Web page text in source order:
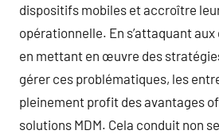
dispositifs mobiles et accroître
opérationnelle. En s’attaquant
en mettant en œuvre des
gérer ces problématiques, les
pleinement profit des avantages
solutions MDM. Cela conduit non